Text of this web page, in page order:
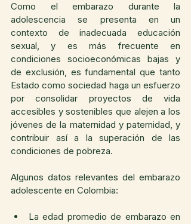
Como el embarazo durante la
adolescencia se presenta en un
contexto de inadecuada educación
sexual, y es más frecuente en
condiciones socioeconómicas bajas y
de exclusión, es fundamental que tanto
Estado como sociedad haga un esfuerzo
por consolidar proyectos de vida
accesibles y sostenibles que alejen a los
jóvenes de la maternidad y paternidad, y
contribuir así a la superación de las
condiciones de pobreza.
Algunos datos relevantes del embarazo
adolescente en Colombia:
La edad promedio de embarazo en